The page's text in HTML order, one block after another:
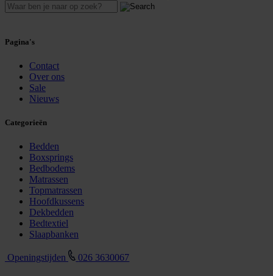
Pagina's
Contact
Over ons
Sale
Nieuws
Categorieën
Bedden
Boxsprings
Bedbodems
Matrassen
Topmatrassen
Hoofdkussens
Dekbedden
Bedtextiel
Slaapbanken
Openingstijden 026 3630067